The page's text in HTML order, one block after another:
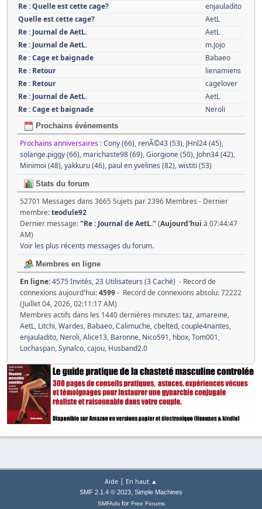
Re : Quelle est cette cage?
enjauladito
Quelle est cette cage?
AetL
Re : Journal de AetL.
AetL
Re : Journal de AetL.
m.Jojo
Re : Cage et baignade
Babaeo
Re : Retour
lienamiens
Re : Retour
cagelover
Re : Journal de AetL.
AetL
Re : Cage et baignade
Neroli
Prochains événements
Prochains anniversaires :Cony (66), renÃ©43 (53), JHnl24 (45),
solange.piggy (66), marichaste98 (69),Giorgione (50), John34 (42),
Minimoi (48),yakkuru (46), paul en yvelines (82),wistiti (53)
Stats du forum
52701 Messages dans 3665 Sujets par 2396 Membres - Dernier
membre:teodule92
Dernier message:"Re : Journal de AetL." (Aujourd'hui à 07:44:47
AM)
Voir les plus récents messages du forum.
Membres en ligne
En ligne:4575 Invités, 23 Utilisateurs (3 Caché) - Record de
connexions aujourd'hui:4599- Record de connexions absolu: 72222
(Juillet 04, 2026, 02:11:17 AM)
Membres actifs dans les 1440 dernières minutes:taz,amareine,
AetL, Litchi,Wardes, Babaeo,Calimuche,cbelted,couple4nantes,
enjauladito, Neroli,Alice13, Baronne, Nico591, hbox,Tom001,
Lochaspan,Synalco,cajou, Husband2.0
Aide | En haut ▲
SMF 2.1.4 © 2023, Simple Machines
SMFAdsfor Free Forums